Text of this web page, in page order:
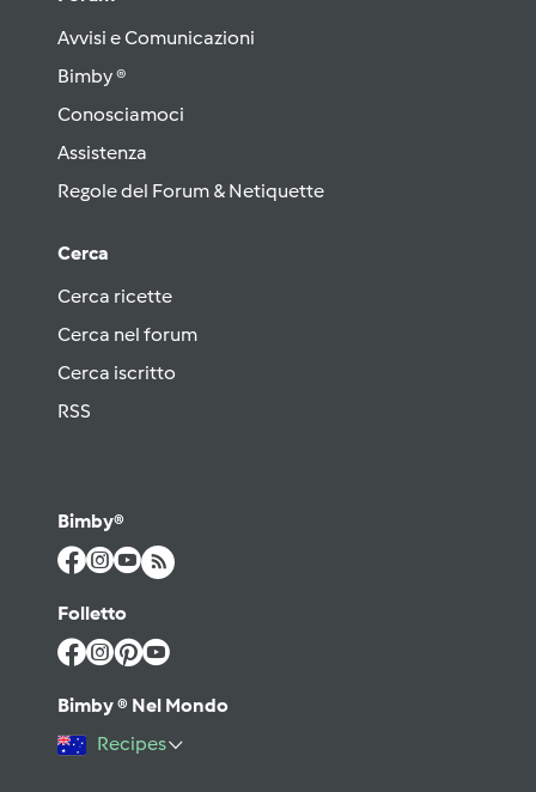
Avvisi e Comunicazioni
Bimby ®
Conosciamoci
Assistenza
Regole del Forum & Netiquette
Cerca
Cerca ricette
Cerca nel forum
Cerca iscritto
RSS
Bimby®
Folletto
Bimby ® Nel Mondo
Recipes